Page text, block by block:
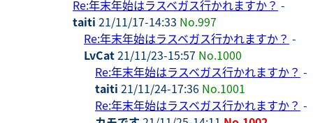
Re:年末年始はラスベガス行かれますか？ -
taiti 21/11/17-14:33 No.997
Re:年末年始はラスベガス行かれますか？ -
LvCat21/11/23-15:57 No.1000
Re:年末年始はラスベガス行かれますか？ -
taiti 21/11/24-17:36 No.1001
Re:年末年始はラスベガス行かれますか？ -